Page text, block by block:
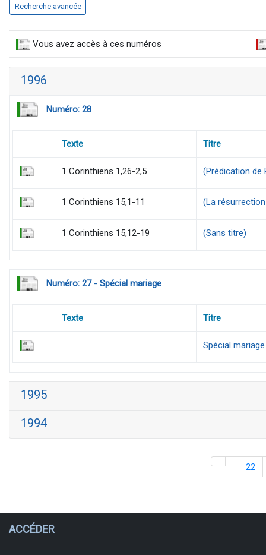
Recherche avancée
Vous avez accès à ces numéros
1996
Numéro: 28
Texte Titre
1 Corinthiens 1,26-2,5 (Prédication de
1 Corinthiens 15,1-11 (La
1 Corinthiens 15,12-19 (Sans titre)
Numéro: 27 - Spécial mariage
Texte Titre
Spécial mariage
1995
1994
22
ACCÉDER